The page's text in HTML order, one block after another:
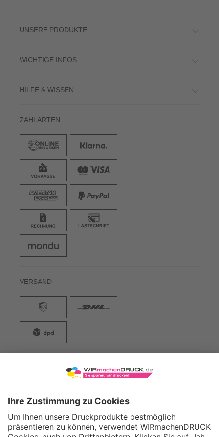
UNSERE PRODUKTE
WICHTIGE INFOS
HILFE & WISSEN
ZAHLARTEN
VERSAND
WIRmachenDRUCK GmbH
71522 Backnang
Tel.: +49 (0) 711 995 982 - 20
Fax: +49 (0) 711 995 982 - 21